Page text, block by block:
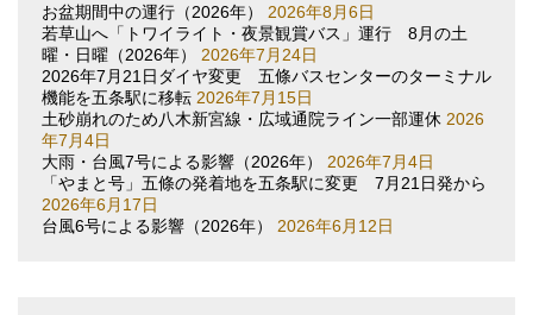
お盆期間中の運行（2026年）
2026年8月6日
若草山へ「トワイライト・夜景観賞バス」運行 8月の土
曜・日曜（2026年）
2026年7月24日
2026年7月21日ダイヤ変更 五條バスセンターのターミナル
機能を五条駅に移転 2026年7月15日
土砂崩れのため八木新宮線・広域通院ライン一部運休 2026
年7月4日
大雨・台風7号による影響（2026年）
2026年7月4日
「やまと号」五條の発着地を五条駅に変更 7月21日発から
2026年6月17日
台風6号による影響（2026年）
2026年6月12日